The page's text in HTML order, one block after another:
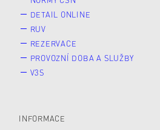
DETAIL ONLINE
RUV
REZERVACE
PROVOZNÍ DOBA A SLUŽBY
V3S
INFORMACE